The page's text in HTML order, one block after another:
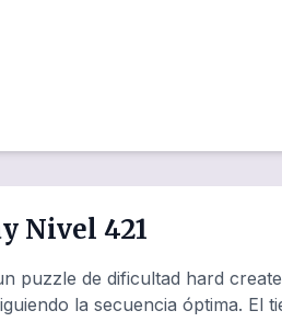
Nivel 421
puzzle de dificultad hard
la secuencia óptima. El